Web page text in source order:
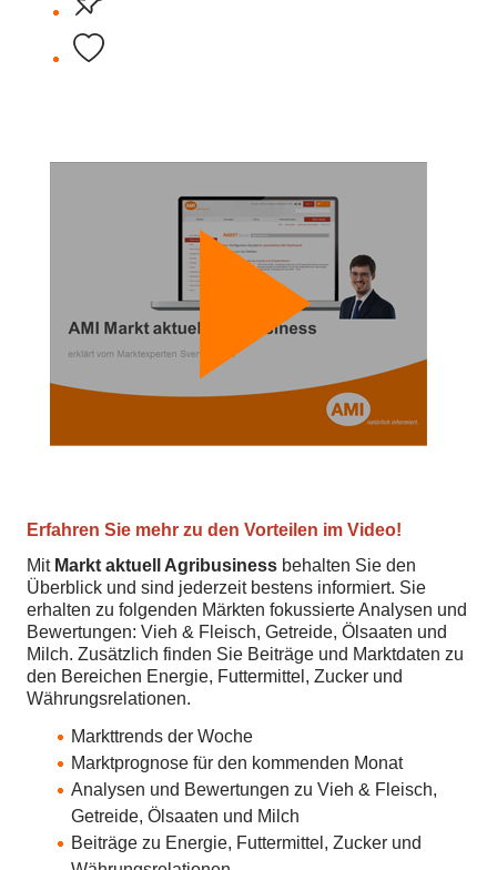
Erfahren Sie mehr zu den Vorteilen im Video!
Mit Markt aktuell Agribusiness behalten Sie den
Überblick und sind jederzeit bestens informiert. Sie
erhalten zu folgenden Märkten fokussierte Analysen und
Bewertungen: Vieh & Fleisch, Getreide, Ölsaaten und
Milch. Zusätzlich finden Sie Beiträge und Marktdaten zu
den Bereichen Energie, Futtermittel, Zucker und
Währungsrelationen.
Markttrends der Woche
Marktprognose für den kommenden Monat
Analysen und Bewertungen zu Vieh & Fleisch,
Getreide, Ölsaaten und Milch
Beiträge zu Energie, Futtermittel, Zucker und